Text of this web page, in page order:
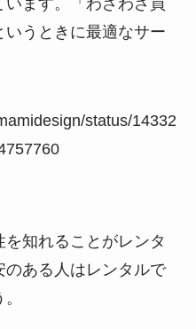
ます。
「わざわざ買
いうときに最適なサー
status/14332
を知れる ことがレンタ
のある人はレンタルで